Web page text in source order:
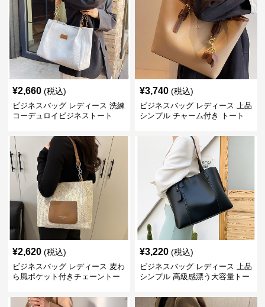
¥2,660 (税込)
ビジネスバッグ レディース 洗練
コーデュロイビジネストート
¥3,740 (税込)
ビジネスバッグ レディース 上品
シンプル チャーム付き トート
¥2,620 (税込)
ビジネスバッグ レディース 麦わ
ら風ポケット付きチェーントー
¥3,220 (税込)
ビジネスバッグ レディース 上品
シンプル 高級感漂う大容量トー